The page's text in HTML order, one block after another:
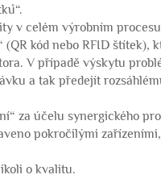
v celém výrobním
kód nebo RFID štítek),
V případě výskytu
a tak předejít
za účelu synergického
pokročilými
o kvalitu.